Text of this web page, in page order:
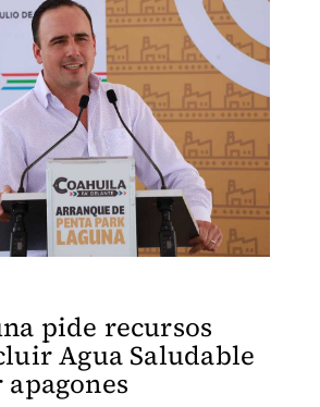
pide recursos
Agua Saludable